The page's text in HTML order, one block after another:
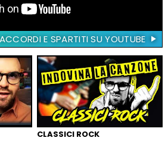
E SPARTITI SU YOUTUBE
CLASSICI ROCK